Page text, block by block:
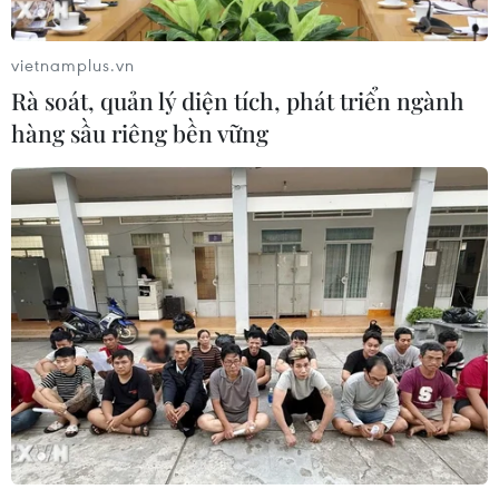
Iran và Oman thống nhất mở lại eo
biển Hormuz trong 60 ngày
06/08/2026 12:25
Israel thử nghiệm tên lửa Arrow giữa
lúc căng thẳng khu vực leo thang
06/08/2026 11:17
Iran cảnh báo đáp trả nhằm vào hạ
tầng năng lượng khu vực nếu bị tấn
công
06/08/2026 04:37
Iran và Oman đạt thỏa thuận về
vietnamplus.vn
Rà soát, quản lý diện tích, phát triển ngành
hàng sầu riêng bền vững